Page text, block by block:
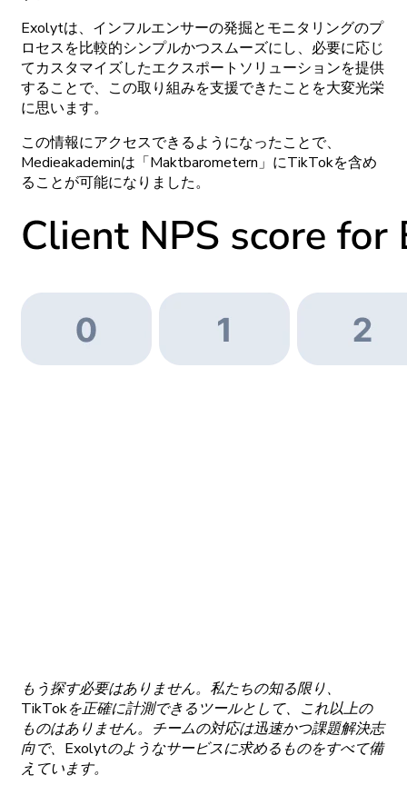
Exolytは、 インフルエンサーの発掘とモニタリングのプ
ロセスを比較的シンプルかつスムーズにし、 必要に応じ
てカスタマイズしたエクスポートソリューションを提供
することで、 この取り組みを支援できたことを大変光栄
に思います。
この情報にアクセスできるようになったことで、
Medieakademinは 「Maktbarometern」にTikTokを含め
ることが可能になりました。
もう探す必要はありません。 私たちの知る限り、
TikTokを正確に計測できるツールとして、 これ以上の
ものはありません。 チームの対応は迅速かつ課題解決志
向で、 Exolytのようなサービスに求めるものをすべて備
えています。